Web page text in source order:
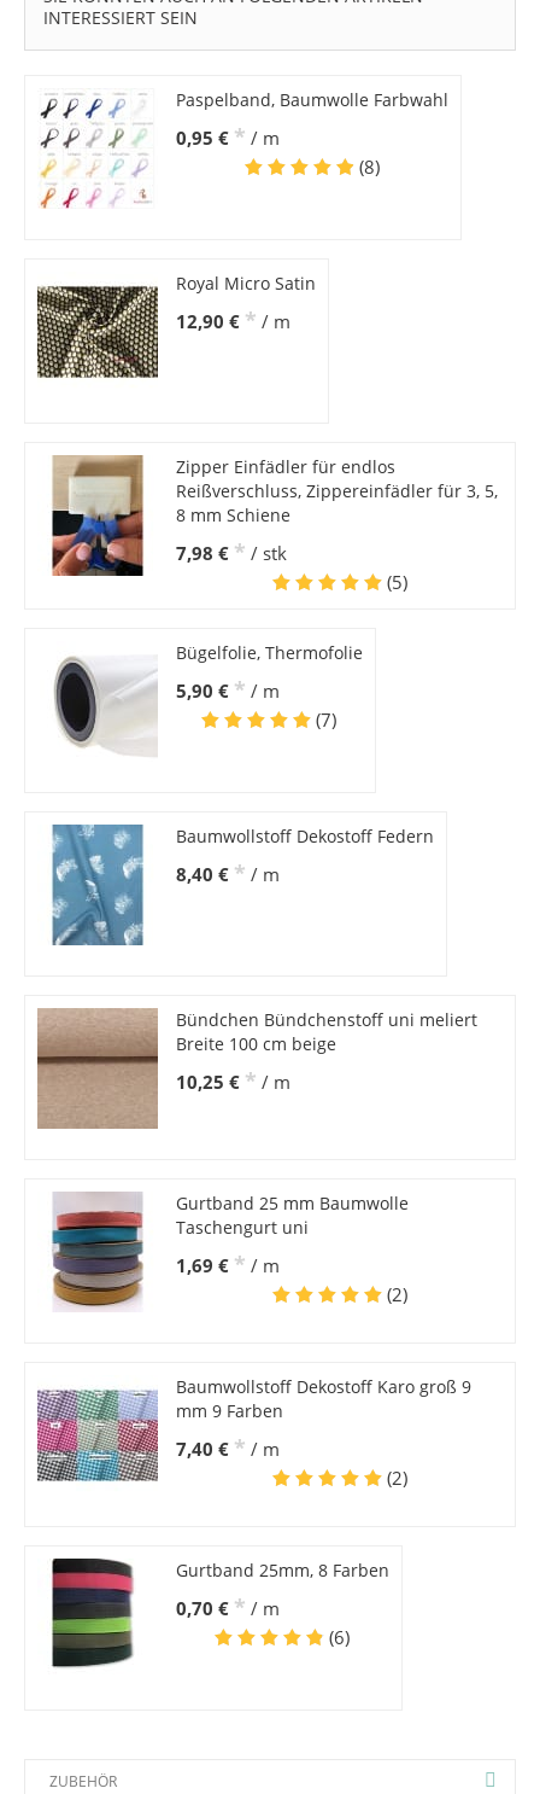
INTERESSIERT SEIN
Paspelband, Baumwolle Farbwahl
0,95 € * / m
(8)
Royal Micro Satin
12,90 € * / m
Zipper Einfädler für endlos
Reißverschluss, Zippereinfädler für 3, 5,
8 mm Schiene
7,98 € * / stk
(5)
Bügelfolie, Thermofolie
5,90 € * / m
(7)
Baumwollstoff Dekostoff Federn
8,40 € * / m
Bündchen Bündchenstoff uni meliert
Breite 100 cm beige
10,25 € * / m
Gurtband 25 mm Baumwolle
Taschengurt uni
1,69 € * / m
(2)
Baumwollstoff Dekostoff Karo groß 9
mm 9 Farben
7,40 € * / m
(2)
Gurtband 25mm, 8 Farben
0,70 € * / m
(6)
ZUBEHÖR